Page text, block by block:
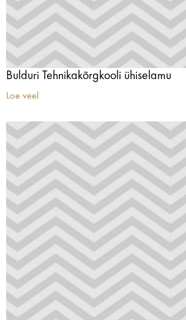
Bulduri Tehnikakõrgkooli ühiselamu
Loe veel